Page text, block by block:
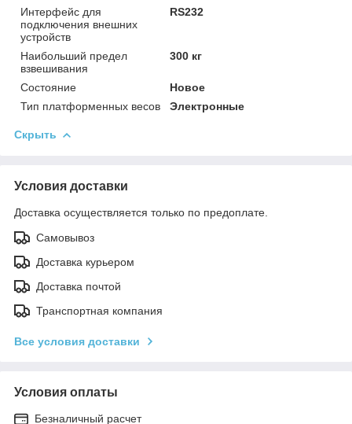
Интерфейс для
подключения внешних
устройств
RS232
Наибольший предел
взвешивания
300 кг
Состояние
Новое
Тип платформенных весов
Электронные
Скрыть
Условия доставки
Доставка осуществляется только по предоплате.
Самовывоз
Доставка курьером
Доставка почтой
Транспортная компания
Все условия доставки
Условия оплаты
Безналичный расчет